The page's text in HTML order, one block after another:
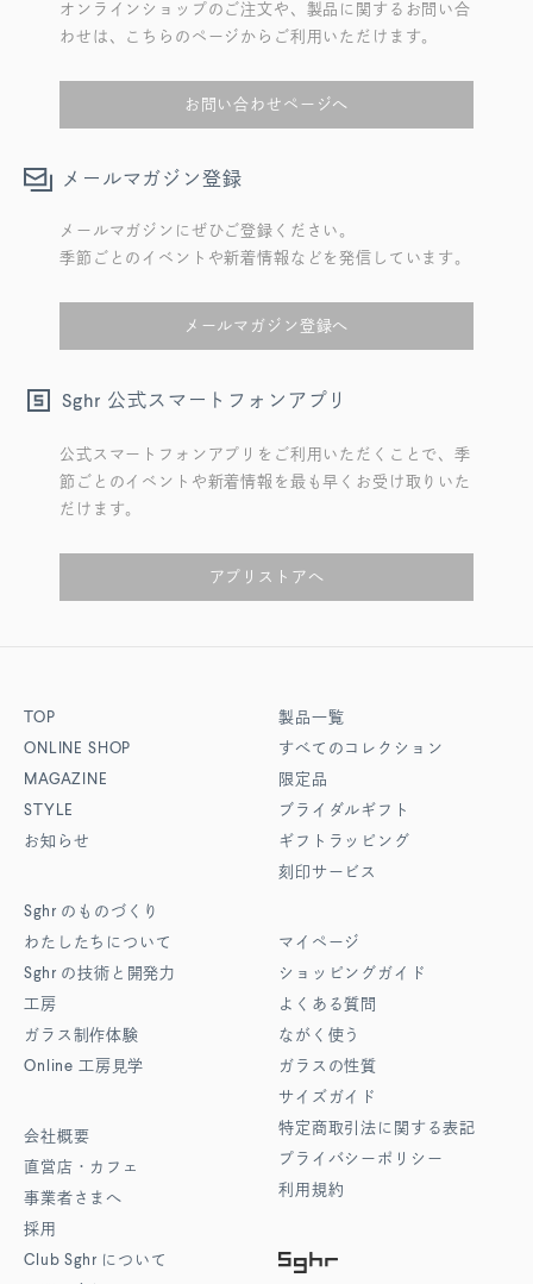
オンラインショップのご注文や、製品に関するお問い合
わせは、こちらのページからご利用いただけます。
お問い合わせページへ
メールマガジン登録
メールマガジンにぜひご登録ください。
季節ごとのイベントや新着情報などを発信しています。
メールマガジン登録へ
Sghr 公式スマートフォンアプリ
公式スマートフォンアプリをご利用いただくことで、季
節ごとのイベントや新着情報を最も早くお受け取りいた
だけます。
アプリストアへ
TOP
ONLINE SHOP
MAGAZINE
STYLE
お知らせ
Sghr のものづくり
わたしたちについて
Sghr の技術と開発力
工房
ガラス制作体験
Online 工房見学
会社概要
直営店・カフェ
事業者さまへ
採用
Club Sghr について
製品一覧
すべてのコレクション
限定品
ブライダルギフト
ギフトラッピング
刻印サービス
マイページ
ショッピングガイド
よくある質問
ながく使う
ガラスの性質
サイズガイド
特定商取引法に関する表記
プライバシーポリシー
利用規約